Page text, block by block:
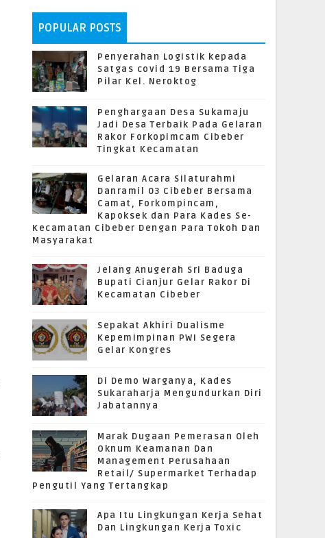
POPULAR POSTS
Penyerahan Logistik kepada
Satgas covid 19 Bersama Tiga
Pilar Kel. Neroktog
Penghargaan Desa Sukamaju
Jadi Desa Terbaik Pada Gelaran
Rakor Forkopimcam Cibeber
Tingkat Kecamatan
Gelaran Acara Silaturahmi
Danramil 03 Cibeber Bersama
Camat, Forkompincam,
Kapoksek dan Para Kades Se-
Kecamatan Cibeber Dengan Para Tokoh Dan
Masyarakat
Jelang Anugerah Sri Baduga
Bupati Cianjur Gelar Rakor Di
Kecamatan Cibeber
Sepakat Akhiri Dualisme
Kepemimpinan PWI Segera
Gelar Kongres
Di Demo Warganya, Kades
Sukaraharja Mengundurkan Diri
Jabatannya
Marak Dugaan Pemerasan Oleh
Oknum Keamanan Dan
Management Perusahaan
Retail/ Supermarket Terhadap
Pengutil Yang Tertangkap
Apa Itu Lingkungan Kerja Sehat
Dan Lingkungan Kerja Toxic